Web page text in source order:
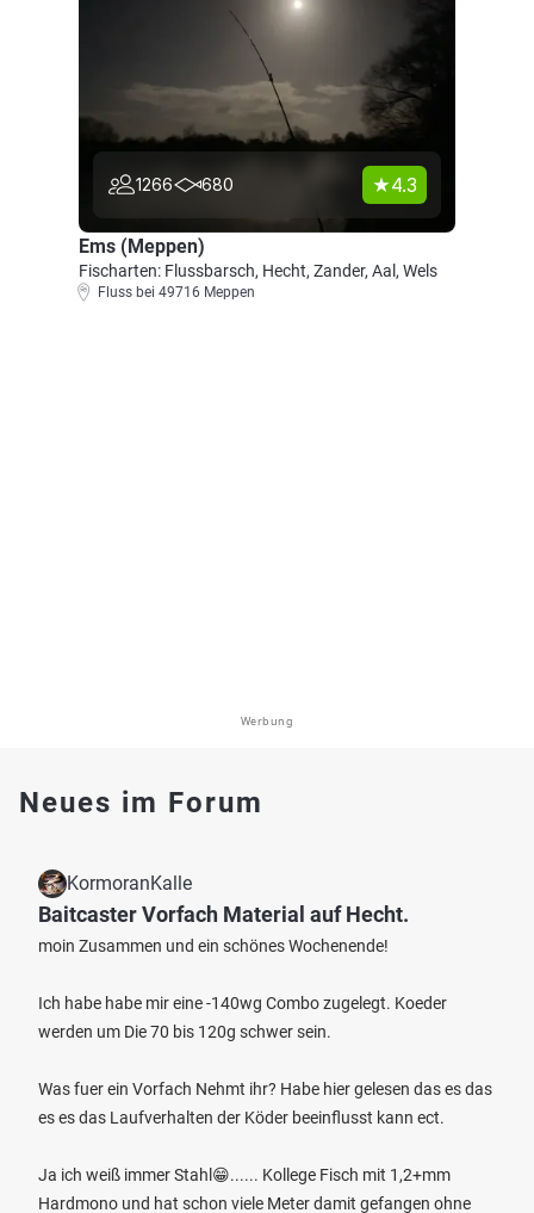
1266 680 4.3
Ems (Meppen)
Fischarten: Flussbarsch, Hecht, Zander, Aal, Wels
Fluss bei 49716 Meppen
Werbung
Neues im Forum
KormoranKalle
Baitcaster Vorfach Material auf Hecht.
moin Zusammen und ein schönes Wochenende!
Ich habe habe mir eine -140wg Combo zugelegt. Koeder
werden um Die 70 bis 120g schwer sein.
Was fuer ein Vorfach Nehmt ihr? Habe hier gelesen das es das
es es das Laufverhalten der Köder beeinflusst kann ect.
Ja ich weiß immer Stahl😁...... Kollege Fisch mit 1,2+mm
Hardmono und hat schon viele Meter damit gefangen ohne